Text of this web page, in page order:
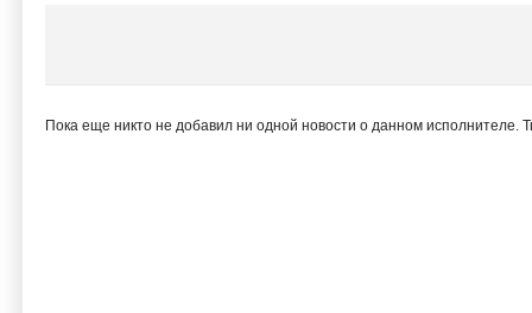
Пока еще никто не добавил ни одной новости о данном